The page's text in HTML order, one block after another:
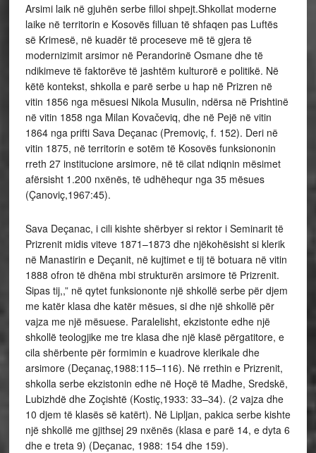
Arsimi laik në gjuhën serbe filloi shpejt.Shkollat moderne
laike në territorin e Kosovës filluan të shfaqen pas Luftës
së Krimesë, në kuadër të proceseve më të gjera të
modernizimit arsimor në Perandorinë Osmane dhe të
ndikimeve të faktorëve të jashtëm kulturorë e politikë. Në
këtë kontekst, shkolla e parë serbe u hap në Prizren në
vitin 1856 nga mësuesi Nikola Musulin, ndërsa në Prishtinë
në vitin 1858 nga Milan Kovačeviq, dhe në Pejë në vitin
1864 nga prifti Sava Deçanac (Premoviç, f. 152). Deri në
vitin 1875, në territorin e sotëm të Kosovës funksiononin
rreth 27 institucione arsimore, në të cilat ndiqnin mësimet
afërsisht 1.200 nxënës, të udhëhequr nga 35 mësues
(Çanoviç,1967:45).
Sava Deçanac, i cili kishte shërbyer si rektor i Seminarit të
Prizrenit midis viteve 1871–1873 dhe njëkohësisht si klerik
në Manastirin e Deçanit, në kujtimet e tij të botuara në vitin
1888 ofron të dhëna mbi strukturën arsimore të Prizrenit.
Sipas tij,,” në qytet funksiononte një shkollë serbe për djem
me katër klasa dhe katër mësues, si dhe një shkollë për
vajza me një mësuese. Paralelisht, ekzistonte edhe një
shkollë teologjike me tre klasa dhe një klasë përgatitore, e
cila shërbente për formimin e kuadrove klerikale dhe
arsimore (Deçanaç,1988:115–116). Në rrethin e Prizrenit,
shkolla serbe ekzistonin edhe në Hoçë të Madhe, Sredskë,
Lubizhdë dhe Zoçishtë (Kostiç,1933: 33–34). (2 vajza dhe
10 djem të klasës së katërt). Në Lipljan, pakica serbe kishte
një shkollë me gjithsej 29 nxënës (klasa e parë 14, e dyta 6
dhe e treta 9) (Deçanac, 1988: 154 dhe 159).